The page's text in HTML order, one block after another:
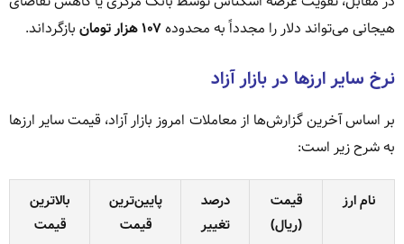
هیجانی می‌تواند دلار را مجدداً به محدوده۱۰۷ هزار تومان بازگرداند.
نرخ سایر ارزها در بازار آزاد
بر اساس آخرین گزارش‌ها از معاملات امروز بازار آزاد، قیمت سایر ارزها
به شرح زیر است:
نام ارز
قیمت
(ریال)
درصد
تغییر
پایین‌ترین
قیمت
بالاترین
قیمت